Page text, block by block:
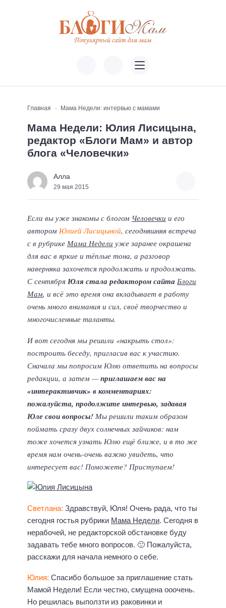
Главная Мама Недели: интервью с мамами
Мама Недели: Юлия Лисицына,
редактор «Блоги Мам» и автор
блога «Человечки»
Алла
29 мая 2015
Если вы уже знакомы с блогом Человечки и его
автором Юлией Лисицыной, сегодняшняя встреча
с в рубрике Мама Недели уже заранее окрашена
для вас в яркие и тёплые тона, а разговор
наверняка захочется продолжать и продолжать.
С сентября Юля стала редактором сайта Блоги
Мам, и всё это время она вкладывает в работу
очень много внимания и сил, своё творчество и
многочисленные таланты.
И вот сегодня мы решили «накрыть стол»:
построить беседу, пригласив вас к участию.
Сначала мы попросим Юлю ответить на вопросы
редакции, а затем —приглашаем вас на
«интерактивчик» в комментариях:
пожалуйста, продолжите интервью, задавая
Юле свои вопросы! Мы решили таким образом
поймать сразу двух солнечных зайчиков: нам
тоже хочется узнать Юлю ещё ближе, и в то же
время нам очень-очень важно увидеть, что
интересует вас! Поможете? Приступаем!
Светлана: Здравствуй, Юля! Очень рада, что ты
сегодня гостья рубрики Мама Недели. Сегодня в
нерабочей, не редакторской обстановке буду
задавать тебе много вопросов. 🙂 Пожалуйста,
расскажи для начала немного о себе.
Юлия: Спасибо большое за приглашение стать
Мамой Недели! Если честно, смущена ооочень.
Но решилась выползти из раковинки и